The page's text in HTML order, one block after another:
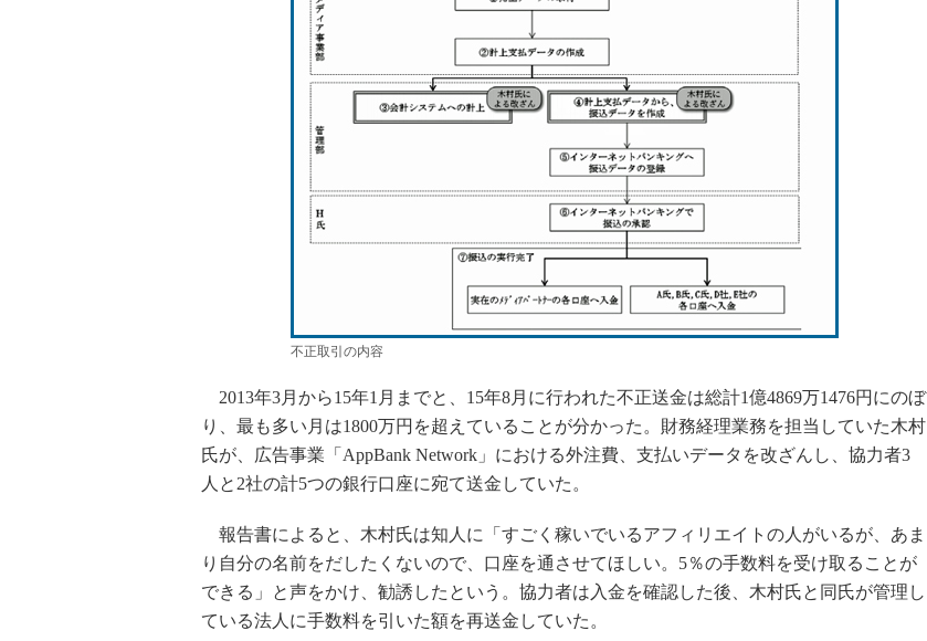
不正取引の内容
2013年3月から15年1月までと、15年8月に行われた不正送金は総計1億4869万1476円にのぼ
り、最も多い月は1800万円を超えていることが分かった。財務経理業務を担当していた木村
氏が、広告事業「AppBank Network」における外注費、支払いデータを改ざんし、協力者3
人と2社の計5つの銀行口座に宛て送金していた。
報告書によると、木村氏は知人に「すごく稼いでいるアフィリエイトの人がいるが、あま
り自分の名前をだしたくないので、口座を通させてほしい。5％の手数料を受け取ることが
できる」と声をかけ、勧誘したという。協力者は入金を確認した後、木村氏と同氏が管理し
ている法人に手数料を引いた額を再送金していた。